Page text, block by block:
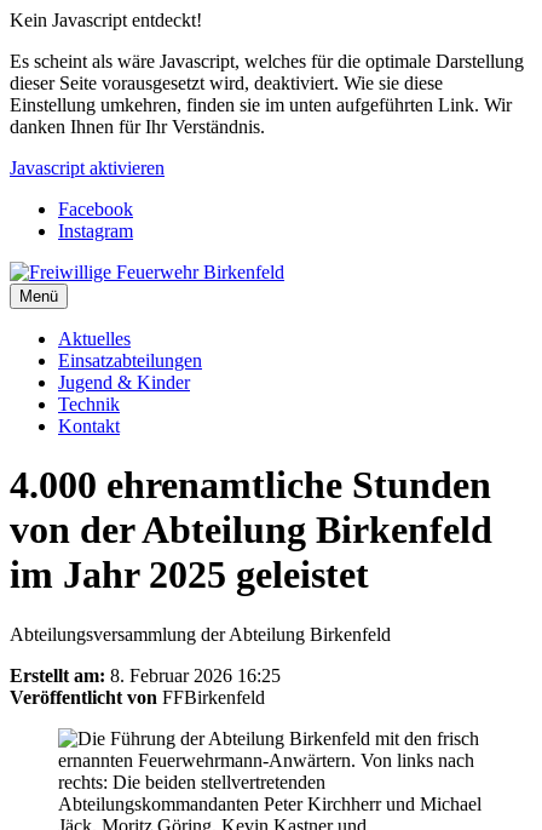
Kein Javascript entdeckt!
Es scheint als wäre Javascript, welches für die optimale Darstellung
dieser Seite vorausgesetzt wird, deaktiviert. Wie sie diese
Einstellung umkehren, finden sie im unten aufgeführten Link. Wir
danken Ihnen für Ihr Verständnis.
Javascript aktivieren
Facebook
Instagram
Menü
Aktuelles
Einsatzabteilungen
Jugend & Kinder
Technik
Kontakt
4.000 ehrenamtliche Stunden
von der Abteilung Birkenfeld
im Jahr 2025 geleistet
Abteilungsversammlung der Abteilung Birkenfeld
Erstellt am: 8. Februar 2026 16:25
Veröffentlicht von FFBirkenfeld